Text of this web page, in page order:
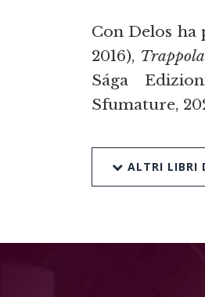
Con Delos ha
2016), Trappola
Sága
Sfumature,
ALTRI LIBRI